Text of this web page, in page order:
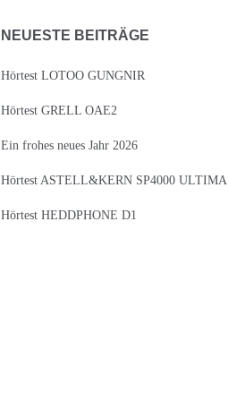
NEUESTE BEITRÄGE
Hörtest LOTOO GUNGNIR
Hörtest GRELL OAE2
Ein frohes neues Jahr 2026
Hörtest ASTELL&KERN SP4000 ULTIMA
Hörtest HEDDPHONE D1